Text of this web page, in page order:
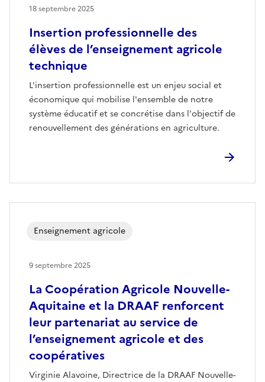
Insertion professionnelle des
élèves de l’enseignement agricole
technique
L'insertion professionnelle est un enjeu social et
économique qui mobilise l'ensemble de notre
système éducatif et se concrétise dans l'objectif de
renouvellement des générations en agriculture.
18 septembre 2025
La Coopération Agricole Nouvelle-
Aquitaine et la DRAAF renforcent
leur partenariat au service de
l’enseignement agricole et des
coopératives
Virginie Alavoine, Directrice de la DRAAF Nouvelle-
Enseignement agricole
9 septembre 2025